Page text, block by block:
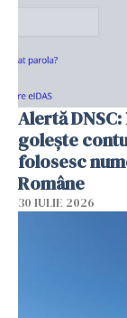
Alertă
golește
folosesc
Române
30 IULIE 2026